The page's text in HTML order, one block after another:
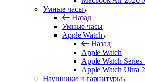
Умные часы
Назад
Умные часы
Apple Watch
Назад
Apple Watch
Apple Watch Series
Apple Watch Ultra 2
Наушники и гарнитуры